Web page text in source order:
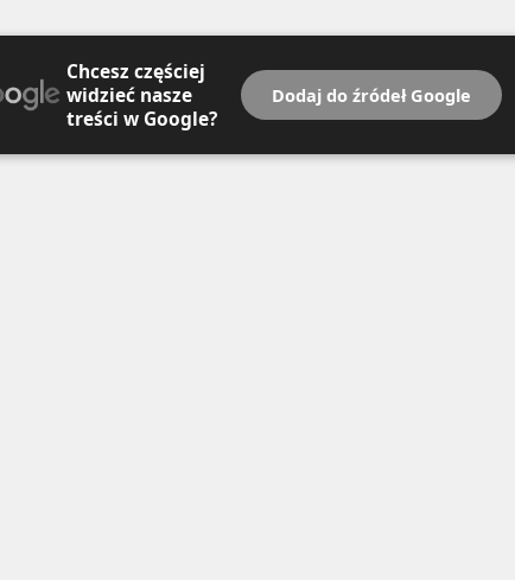
Chcesz częściej
widzieć nasze
treści w Google?
Dodaj do źródeł Google